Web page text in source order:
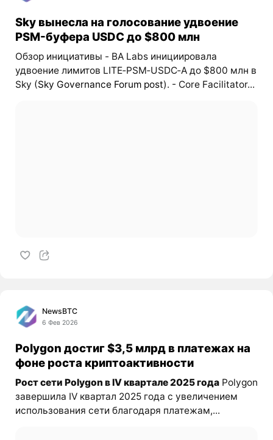
Sky вынесла на голосование удвоение
PSM-буфера USDC до $800 млн
Обзор инициативы - BA Labs инициировала
удвоение лимитов LITE‑PSM‑USDC‑A до $800 млн в
Sky (Sky Governance Forum post). - Core Facilitator...
NewsBTC
6 Фев 2026
Polygon достиг $3,5 млрд в платежах на
фоне роста криптоактивности
Рост сети Polygon в IV квартале 2025 годаPolygon
завершила IV квартал 2025 года с увеличением
использования сети благодаря платежам,...